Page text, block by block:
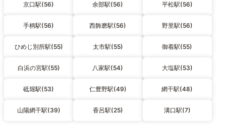
京口駅(56) 余部駅(56) 平松駅(56)
手柄駅(56) 西飾磨駅(56) 野里駅(56)
ひめじ別所駅(55) 太市駅(55) 御着駅(55)
白浜の宮駅(55) 八家駅(54) 大塩駅(53)
砥堀駅(53) 仁豊野駅(49) 網干駅(48)
山陽網干駅(39) 香呂駅(25) 溝口駅(7)